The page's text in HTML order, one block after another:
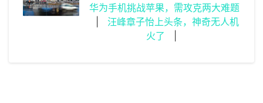
华为手机挑战苹果，需攻克两大难题
汪峰章子怡上头条，神奇无人机
火了